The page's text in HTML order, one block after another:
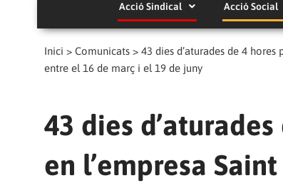
Acció Sindical Acció Social
Inici > Comunicats > 43 dies d’aturades de 4
entre el 16 de març i el 19 de juny
43 dies
en l’empresa